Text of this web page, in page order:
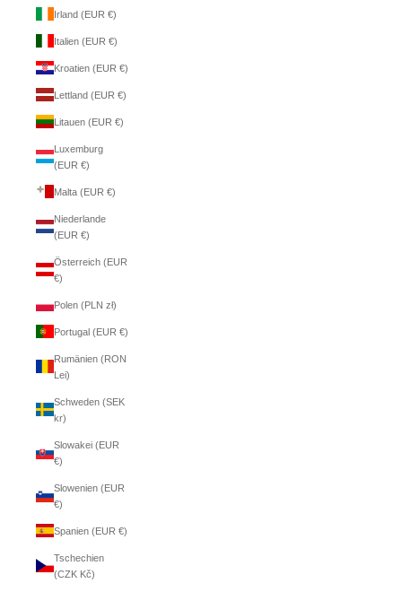
Irland (EUR €)
Italien (EUR €)
Kroatien (EUR €)
Lettland (EUR €)
Litauen (EUR €)
Luxemburg
(EUR €)
Malta (EUR €)
Niederlande
(EUR €)
Österreich (EUR
€)
Polen (PLN zł)
Portugal (EUR €)
Rumänien (RON
Lei)
Schweden (SEK
kr)
Slowakei (EUR
€)
Slowenien (EUR
€)
Spanien (EUR €)
Tschechien
(CZK Kč)